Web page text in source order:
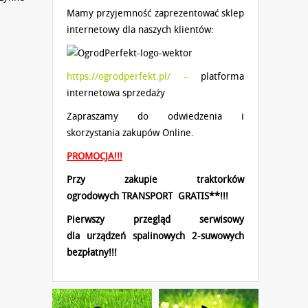
Mamy przyjemność zaprezentować sklep
internetowy dla naszych klientów:
https://ogrodperfekt.pl/ – platforma
internetowa sprzedaży
Zapraszamy do odwiedzenia i
skorzystania zakupów Online.
PROMOCJA!!!
Przy zakupie traktorków
ogrodowych TRANSPORT GRATIS**!!!
Pierwszy przegląd serwisowy
dla urządzeń spalinowych 2-suwowych
bezpłatny!!!